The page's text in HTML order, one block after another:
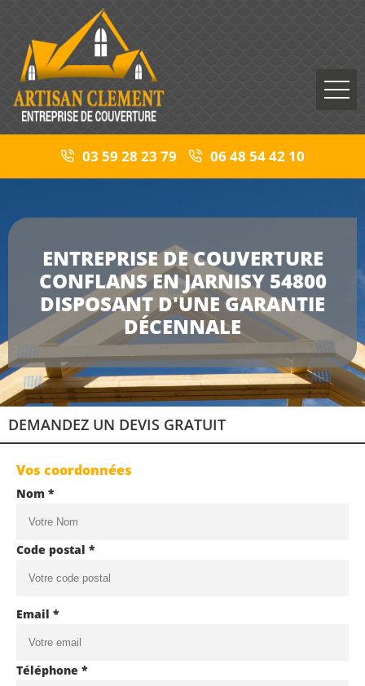
03 59 28 23 79 06 48 54 42 10
ENTREPRISE DE COUVERTURE
CONFLANS EN JARNISY 54800
DISPOSANT D'UNE GARANTIE
DÉCENNALE
DEMANDEZ UN DEVIS GRATUIT
Vos coordonnées
Nom *
Code postal *
Email *
Téléphone *